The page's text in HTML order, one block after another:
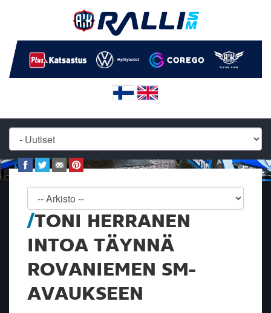
TONI HERRANEN
INTOA TÄYNNÄ
ROVANIEMEN SM-
AVAUKSEEN